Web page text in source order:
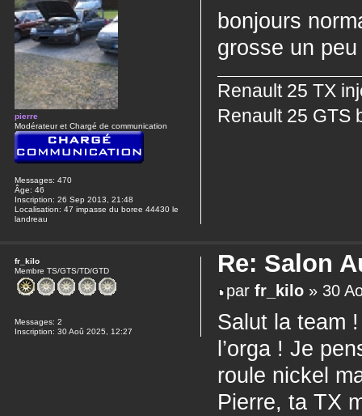
bonjours
grosse un
Renault 25 TX
Renault 25 GTS
pierre
Modérateur et Chargé de communication
Messages: 470
Âge: 46
Inscription: 26 Sep 2013, 21:48
Localisation: 47 impasse du boree 44430 le
landreau
Re: Salon
parfr_kilo » 30
Salut la team
l’orga ! Je
roule nickel
Pierre, ta TX
fr_kilo
Membre TS/GTS/TD/GTD
Messages: 2
Inscription: 30 Aoû 2025, 12:27